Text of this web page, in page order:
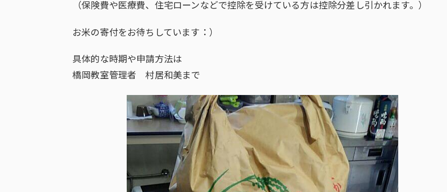
（保険費や医療費、住宅ローンなどで控除を受けている方は控除分差し引かれます。）
お米の寄付をお待ちしています：）
具体的な時期や申請方法は
橋岡教室管理者 村居和美まで